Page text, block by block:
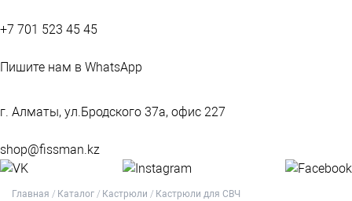
+7 701 523 45 45
Пишите нам в WhatsApp
г. Алматы, ул.Бродского 37а, офис 227
shop@fissman.kz
Главная Каталог Кастрюли Кастрюли для СВЧ